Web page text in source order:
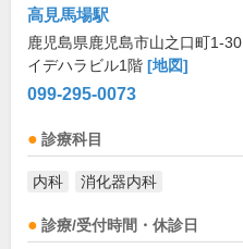
高見馬場駅
鹿児島県鹿児島市山之口町1-30
イデハラビル1階 [地図]
099-295-0073
診療科目
内科 消化器内科
診療/受付時間・休診日